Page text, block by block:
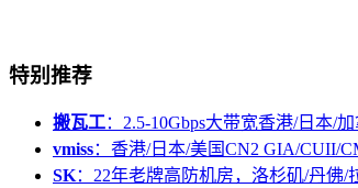
特别推荐
搬瓦工：2.5-10Gbps大带宽香港/日本/
vmiss：香港/日本/美国CN2 GIA/CUII/
SK：22年老牌高防机房，洛杉矶/丹佛